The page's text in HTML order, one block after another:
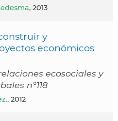
, 2013
y
económicos
ecosociales y
n°118
, 2012